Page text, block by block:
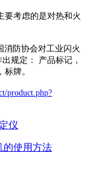
要考虑的是对热和火
消防协会对工业闪火
规定： 产品标记，
牌。
product.php?
仪
的使用方法